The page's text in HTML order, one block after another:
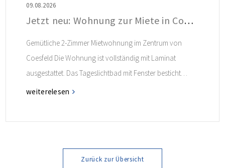
09.08.2026
Jetzt neu: Wohnung zur Miete in Coesfeld
Gemütliche 2-Zimmer Mietwohnung im Zentrum von
Coesfeld Die Wohnung ist vollständig mit Laminat
ausgestattet. Das Tageslichtbad mit Fenster besticht
durch seinen charmanten Retro-Look. Ein
weiterelesen
Zurück zur Übersicht